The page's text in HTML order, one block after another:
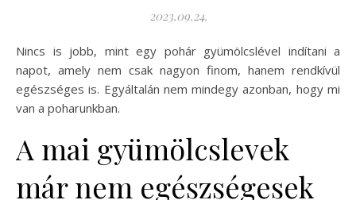
2023.09.24.
Nincs is jobb, mint egy pohár gyümölcslével indítani a
napot, amely nem csak nagyon finom, hanem rendkívül
egészséges is. Egyáltalán nem mindegy azonban, hogy mi
van a poharunkban.
A mai gyümölcslevek
már nem egészségesek